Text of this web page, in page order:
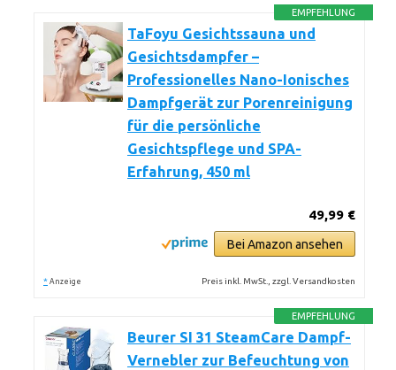
EMPFEHLUNG
TaFoyu Gesichtssauna und
Gesichtsdampfer –
Professionelles Nano-Ionisches
Dampfgerät zur Porenreinigung
für die persönliche
Gesichtspflege und SPA-
Erfahrung, 450 ml
49,99 €
Bei Amazon ansehen
* Anzeige Preis inkl. MwSt., zzgl. Versandkosten
EMPFEHLUNG
Beurer SI 31 SteamCare Dampf-
Vernebler zur Befeuchtung von